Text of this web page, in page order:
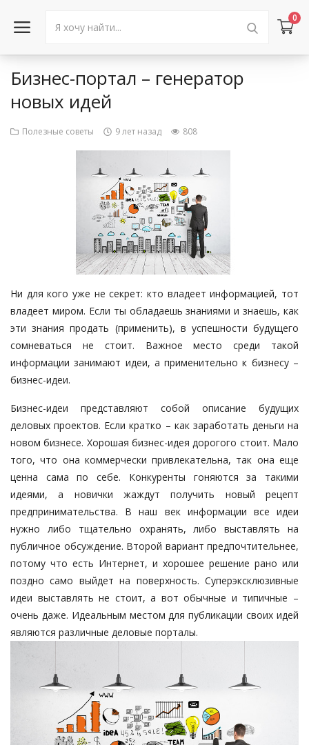
0
Войти в аккаунт
Город: Колумбус
Бизнес-портал – генератор
новых идей
Полезные советы 9 лет назад 808
Ни для кого уже не секрет: кто владеет информацией, тот
владеет миром. Если ты обладаешь знаниями и знаешь, как
эти знания продать (применить), в успешности будущего
сомневаться не стоит. Важное место среди такой
информации занимают идеи, а применительно к бизнесу –
бизнес-идеи.
Бизнес-идеи представляют собой описание будущих
деловых проектов. Если кратко – как заработать деньги на
новом бизнесе. Хорошая бизнес-идея дорогого стоит. Мало
того, что она коммерчески привлекательна, так она еще
ценна сама по себе. Конкуренты гоняются за такими
идеями, а новички жаждут получить новый рецепт
предпринимательства. В наш век информации все идеи
нужно либо тщательно охранять, либо выставлять на
публичное обсуждение. Второй вариант предпочтительнее,
потому что есть Интернет, и хорошее решение рано или
поздно само выйдет на поверхность. Суперэксклюзивные
идеи выставлять не стоит, а вот обычные и типичные –
очень даже. Идеальным местом для публикации своих идей
являются различные деловые порталы.